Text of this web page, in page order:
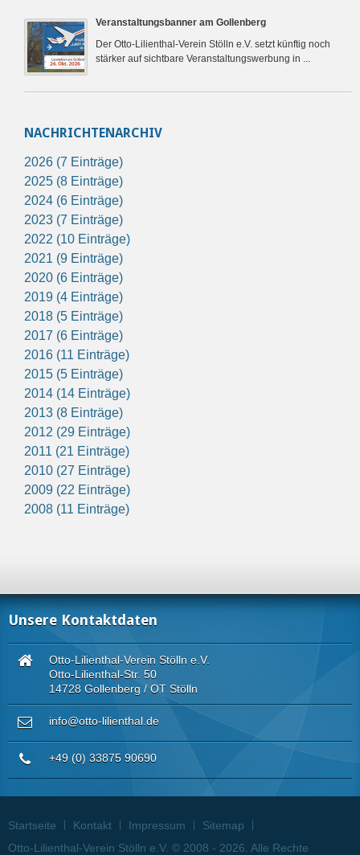
Veranstaltungsbanner am Gollenberg
Der Otto-Lilienthal-Verein Stölln e.V. setzt künftig noch
stärker auf sichtbare Veranstaltungswerbung in ...
NACHRICHTENARCHIV
2026 (7 Einträge)
2025 (8 Einträge)
2024 (6 Einträge)
2023 (7 Einträge)
2022 (10 Einträge)
2021 (9 Einträge)
2020 (6 Einträge)
2019 (4 Einträge)
2018 (5 Einträge)
2017 (6 Einträge)
2016 (11 Einträge)
2015 (5 Einträge)
2014 (14 Einträge)
2013 (8 Einträge)
2012 (29 Einträge)
2011 (21 Einträge)
2010 (27 Einträge)
2009 (22 Einträge)
2008 (11 Einträge)
Unsere Kontaktdaten
Otto-Lilienthal-Verein Stölln e.V.
Otto-Lilienthal-Str. 50
14728 Gollenberg / OT Stölln
info@otto-lilienthal.de
+49 (0) 33875 90690
Startseite Kontakt Impressum
Sitemap
Otto-Lilienthal-Verein Stölln e.V. © 2008 - 2026. Alle Rechte